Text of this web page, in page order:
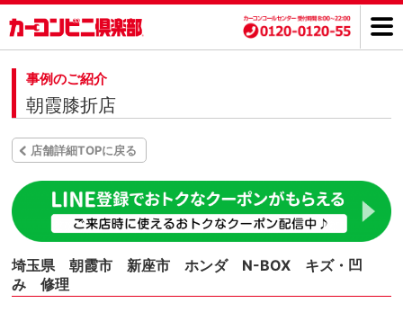
事例のご紹介
朝霞膝折店
店舗詳細TOPに戻る
埼玉県 朝霞市 新座市 ホンダ N-BOX キズ・凹
み 修理